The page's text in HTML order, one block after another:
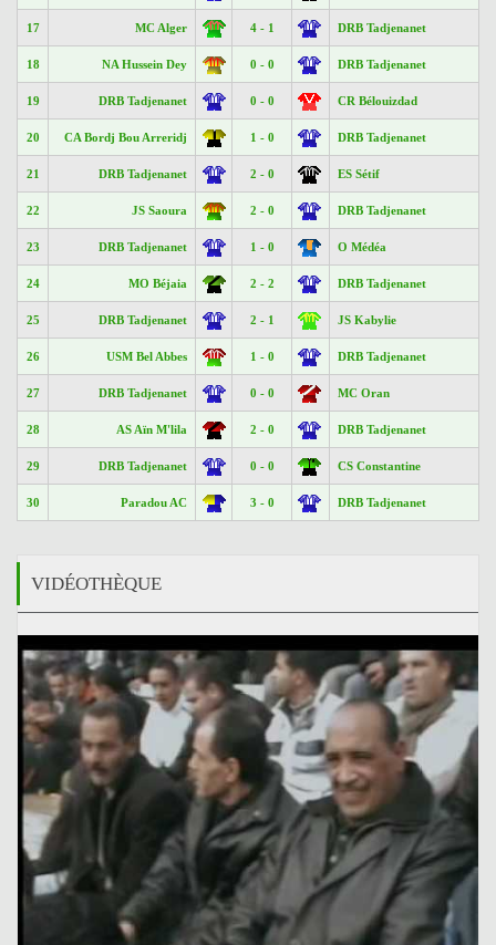
17 MC Alger 4 - 1 DRB Tadjenanet
18 NA Hussein Dey 0 - 0 DRB Tadjenanet
19 DRB Tadjenanet 0 - 0 CR Bélouizdad
20 CA Bordj Bou Arreridj 1 - 0 DRB Tadjenanet
21 DRB Tadjenanet 2 - 0 ES Sétif
22 JS Saoura 2 - 0 DRB Tadjenanet
23 DRB Tadjenanet 1 - 0 O Médéa
24 MO Béjaia 2 - 2 DRB Tadjenanet
25 DRB Tadjenanet 2 - 1 JS Kabylie
26 USM Bel Abbes 1 - 0 DRB Tadjenanet
27 DRB Tadjenanet 0 - 0 MC Oran
28 AS Aïn M'lila 2 - 0 DRB Tadjenanet
29 DRB Tadjenanet 0 - 0 CS Constantine
30 Paradou AC 3 - 0 DRB Tadjenanet
VIDÉOTHÈQUE